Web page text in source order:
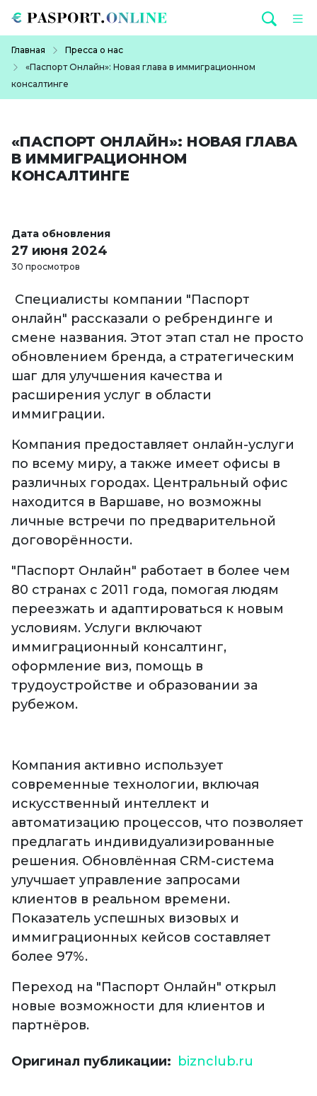
Главная
Пресса о нас
«Паспорт Онлайн»: Новая глава в иммиграционном
консалтинге
«ПАСПОРТ ОНЛАЙН»: НОВАЯ ГЛАВА
В ИММИГРАЦИОННОМ
КОНСАЛТИНГЕ
Дата обновления
27 июня 2024
30 просмотров
Специалисты компании "Паспорт
онлайн" рассказали о ребрендинге и
смене названия. Этот этап стал не просто
обновлением бренда, а стратегическим
шаг для улучшения качества и
расширения услуг в области
иммиграции.
Компания предоставляет онлайн-услуги
по всему миру, а также имеет офисы в
различных городах. Центральный офис
находится в Варшаве, но возможны
личные встречи по предварительной
договорённости.
"Паспорт Онлайн" работает в более чем
80 странах с 2011 года, помогая людям
переезжать и адаптироваться к новым
условиям. Услуги включают
иммиграционный консалтинг,
оформление виз, помощь в
трудоустройстве и образовании за
рубежом.
Компания активно использует
современные технологии, включая
искусственный интеллект и
автоматизацию процессов, что позволяет
предлагать индивидуализированные
решения. Обновлённая CRM-система
улучшает управление запросами
клиентов в реальном времени.
Показатель успешных визовых и
иммиграционных кейсов составляет
более 97%.
Переход на "Паспорт Онлайн" открыл
новые возможности для клиентов и
партнёров.
Оригинал публикации biznclub.ru